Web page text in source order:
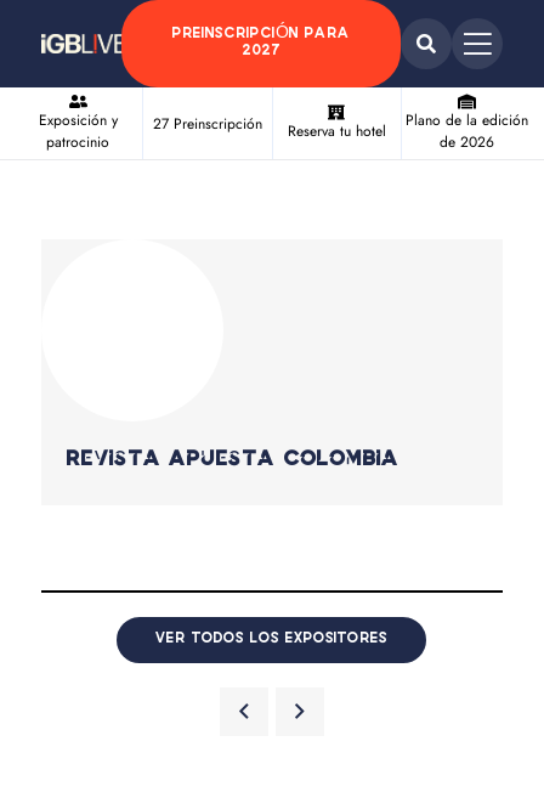
PREINSCRIPCIÓN PARA
2027
Exposición y
patrocinio
27 Preinscripción Reserva tu hotel
Plano de la edición
de 2026
Revista Apuesta Colombia
VER TODOS LOS EXPOSITORES